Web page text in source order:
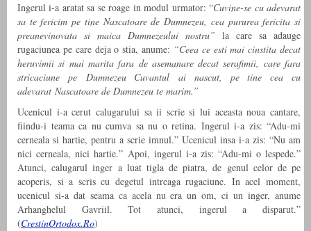
Ingerul i-a aratat sa se roage in modul urmator: “Cuvine-se cu adevarat
sa te fericim pe tine Nascatoare de Dumnezeu, cea pururea fericita si
preanevinovata si maica Dumnezeului nostru” la care sa adauge
rugaciunea pe care deja o stia, anume: “Ceea ce esti mai cinstita decat
heruvimii si mai marita fara de asemanare decat serafimii, care fara
stricaciune pe Dumnezeu Cuvantul ai nascut, pe tine cea cu
adevarat Nascatoare de Dumnezeu te marim.”
Ucenicul i-a cerut calugarului sa ii scrie si lui aceasta noua cantare,
fiindu-i teama ca nu cumva sa nu o retina. Ingerul i-a zis: “Adu-mi
cerneala si hartie, pentru a scrie imnul.” Ucenicul insa i-a zis: “Nu am
nici cerneala, nici hartie.” Apoi, ingerul i-a zis: “Adu-mi o lespede.”
Atunci, calugarul inger a luat tigla de piatra, de genul celor de pe
acoperis, si a scris cu degetul intreaga rugaciune. In acel moment,
ucenicul si-a dat seama ca acela nu era un om, ci un inger, anume
Arhanghelul Gavriil. Tot atunci, ingerul a disparut.”
(CrestinOrtodox.Ro)